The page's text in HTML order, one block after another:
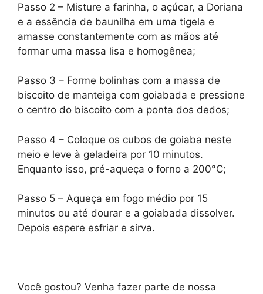
Passo 2 – Misture a farinha, o açúcar, a Doriana
e a essência de baunilha em uma tigela e
amasse constantemente com as mãos até
formar uma massa lisa e homogênea;
Passo 3 – Forme bolinhas com a massa de
biscoito de manteiga com goiabada e pressione
o centro do biscoito com a ponta dos dedos;
Passo 4 – Coloque os cubos de goiaba neste
meio e leve à geladeira por 10 minutos.
Enquanto isso, pré-aqueça o forno a 200°C;
Passo 5 – Aqueça em fogo médio por 15
minutos ou até dourar e a goiabada dissolver.
Depois espere esfriar e sirva.
Você gostou? Venha fazer parte de nossa